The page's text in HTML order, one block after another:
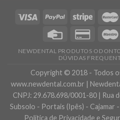
NEWDENTAL PRODUTOS
DÚVIDAS
Copyright © 2018 - Todos
www.newdental.com.br |
CNPJ: 29.678.698/0001-80 | Rua
Subsolo - Portais (Ipês) - Cajamar
Política de Privacidade e